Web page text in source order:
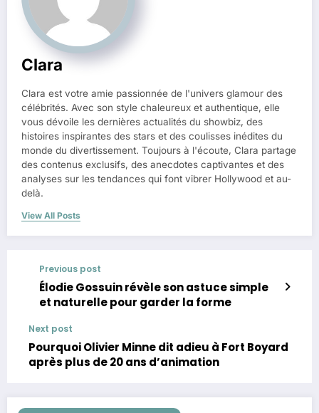
Clara
Clara est votre amie passionnée de l'univers glamour des
célébrités. Avec son style chaleureux et authentique, elle
vous dévoile les dernières actualités du showbiz, des
histoires inspirantes des stars et des coulisses inédites du
monde du divertissement. Toujours à l'écoute, Clara partage
des contenus exclusifs, des anecdotes captivantes et des
analyses sur les tendances qui font vibrer Hollywood et au-
delà.
View All Posts
Previous post
Élodie Gossuin révèle son astuce simple
et naturelle pour garder la forme
Next post
Pourquoi Olivier Minne dit adieu à Fort Boyard
après plus de 20 ans d’animation